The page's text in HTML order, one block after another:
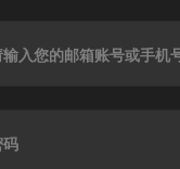
入您的邮箱账号或手机